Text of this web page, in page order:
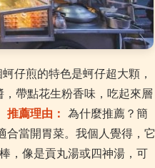
仔煎的特色是蚵仔超大顆，
帶點花生粉香味，吃起來層
推薦理由： 為什麼推薦？簡
合當開胃菜。我個人覺得，它
，像是貢丸湯或四神湯，可